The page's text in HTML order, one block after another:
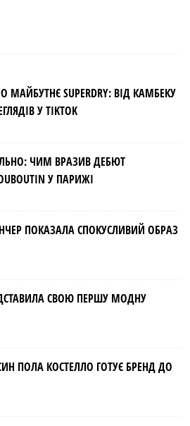
SUPERDRY: ВІД КАМБЕКУ
У TIKTOK
ЧИМ ВРАЗИВ ДЕБЮТ
У ПАРИЖІ
ПОКАЗАЛА СПОКУСЛИВИЙ ОБРАЗ
СВОЮ ПЕРШУ МОДНУ
ПОЛА КОСТЕЛЛО ГОТУЄ БРЕНД ДО